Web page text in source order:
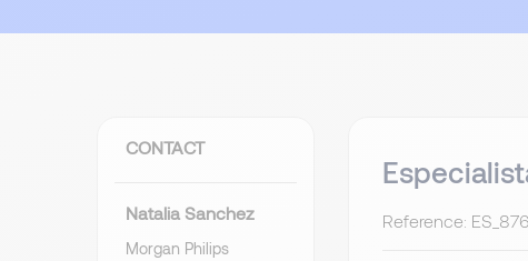
CONTACT
Natalia Sanchez
Morgan Philips
Reference: